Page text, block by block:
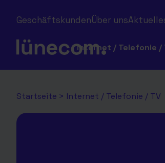
GeschäftskundenÜber uns
Internet / Telefonie /
Startseite > Internet / Telefonie / TV